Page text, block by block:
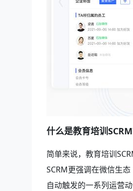
什么是教育培训SCRM
简单来说，教育培训
SCRM更强调在微信生
自动触发的一系列运营